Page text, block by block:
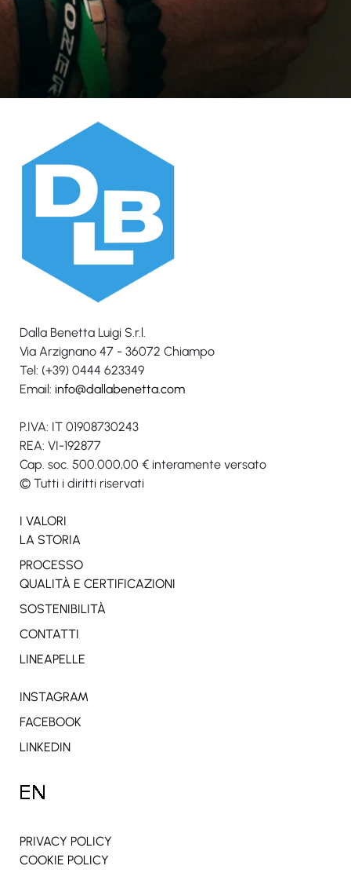
Dalla Benetta Luigi S.r.l.
Via Arzignano 47 - 36072 Chiampo
Tel: (+39) 0444 623349
Email: info@dallabenetta.com
P.IVA: IT 01908730243
REA: VI-192877
Cap. soc. 500.000,00 € interamente versato
© Tutti i diritti riservati
I VALORI
LA STORIA
PROCESSO
QUALITÀ E CERTIFICAZIONI
SOSTENIBILITÀ
CONTATTI
LINEAPELLE
INSTAGRAM
FACEBOOK
LINKEDIN
PRIVACY POLICY
COOKIE POLICY